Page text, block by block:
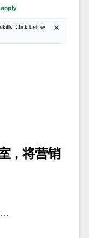
，将营销